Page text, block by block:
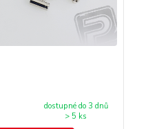
dostupné do 3 dnů
> 5 ks